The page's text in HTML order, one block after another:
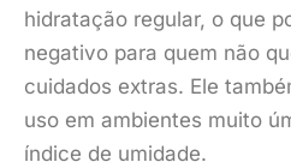
hidratação regular, o que
negativo para quem não
cuidados extras. Ele
uso em ambientes muito
índice de umidade.